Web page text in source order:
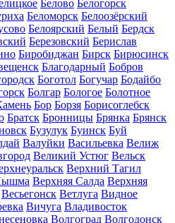
Белово Белогорск
Беломорск Белоозёрский
Белоярский Белый Бердск
Березовский Берислав
Биробиджан Бирск Бирюсинск
Благодарный Бобров
Боготол Богучар Бодайбо
Болгар Бологое Болотное
Бор Борзя Борисоглебск
Братск Бронницы Брянка Брянск
Бузулук Буинск Буй
Валуйки Васильевка Велиж
Великий Устюг Вельск
Верхний Тагил
Верхняя Салда Верхняя
Весьегонск Ветлуга Видное
Вичуга Владивосток
Волгоград Волгодонск